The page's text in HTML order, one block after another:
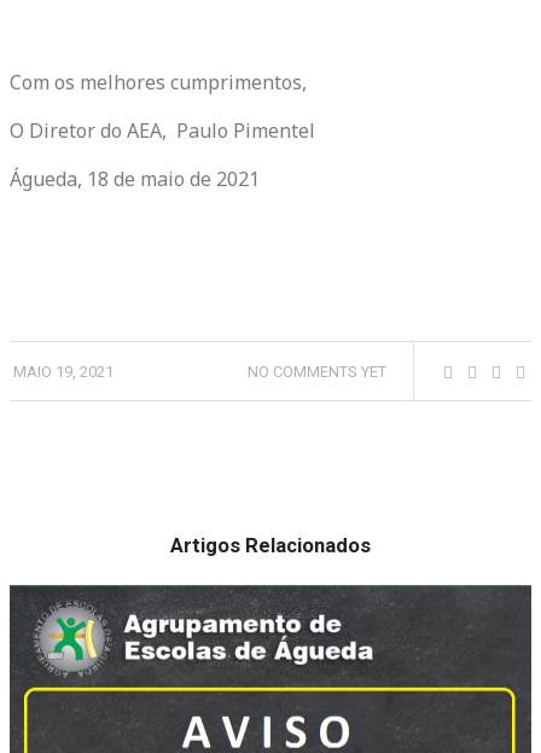
Com os melhores cumprimentos,
O Diretor do AEA, Paulo Pimentel
Águeda, 18 de maio de 2021
MAIO 19, 2021 NO COMMENTS YET
Artigos Relacionados